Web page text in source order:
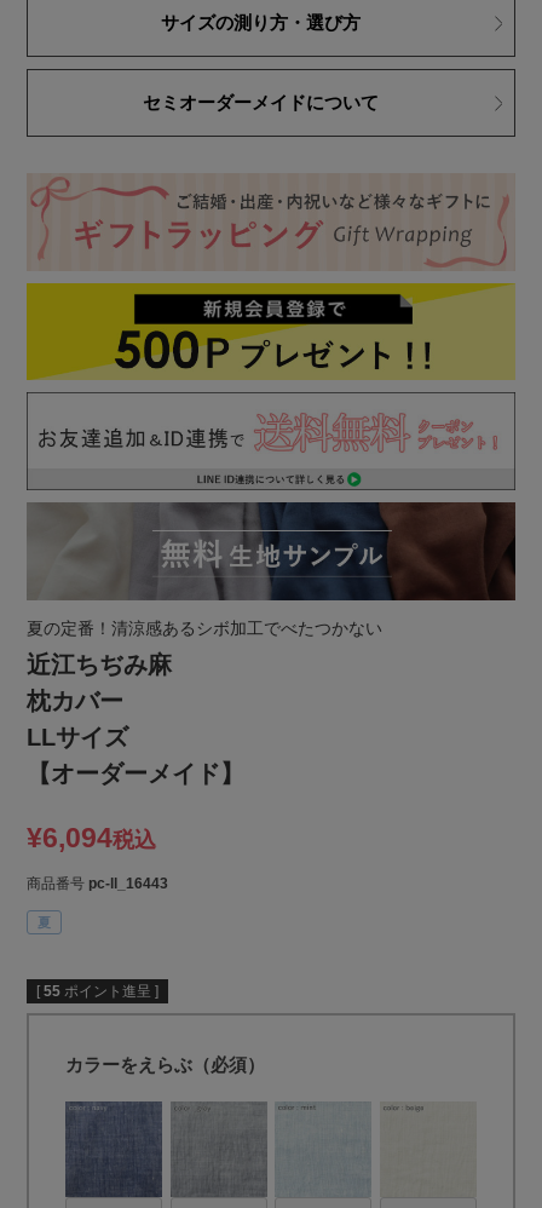
サイズの測り方・選び方
セミオーダーメイドについて
夏の定番！清涼感あるシボ加工でべたつかない
近江ちぢみ麻
枕カバー
LLサイズ
【オーダーメイド】
¥6,094税込
商品番号 pc-ll_16443
夏
[ 55 ポイント進呈 ]
カラーをえらぶ（必須）